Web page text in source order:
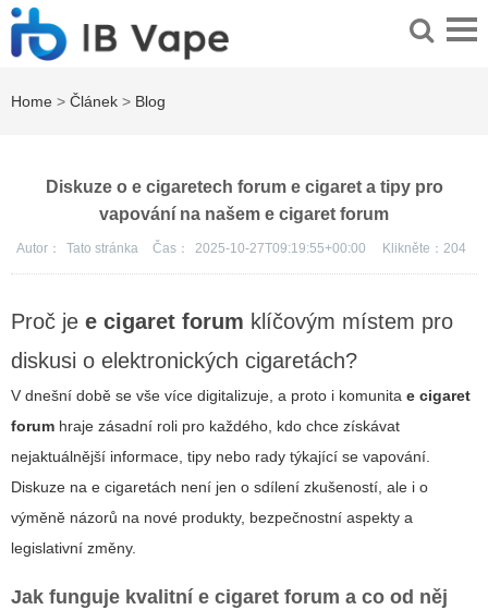
Home > Článek > Blog
Diskuze o e cigaretech forum e cigaret a tipy pro
vapování na našem e cigaret forum
Autor： Tato stránka Čas： 2025-10-27T09:19:55+00:00 Klikněte： 204
Proč je e cigaret forum klíčovým místem pro
diskusi o elektronických cigaretách?
V dnešní době se vše více digitalizuje, a proto i komunita e cigaret
forum hraje zásadní roli pro každého, kdo chce získávat
nejaktuálnější informace, tipy nebo rady týkající se vapování.
Diskuze na e cigaretách není jen o sdílení zkušeností, ale i o
výměně názorů na nové produkty, bezpečnostní aspekty a
legislativní změny.
Jak funguje kvalitní e cigaret forum a co od něj